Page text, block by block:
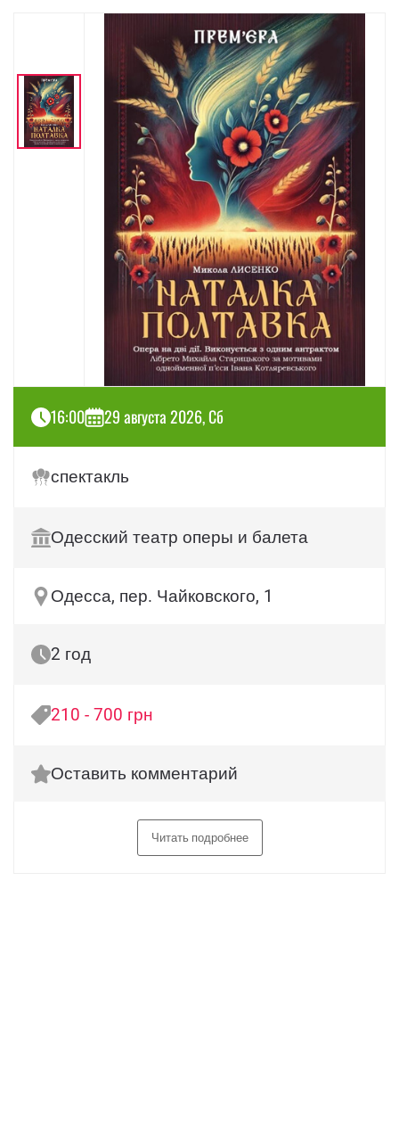
16:00 29 августа 2026, Сб
спектакль
Одесский театр оперы и балета
Одесса, пер. Чайковского, 1
2 год
210 - 700 грн
Оставить комментарий
Читать подробнее